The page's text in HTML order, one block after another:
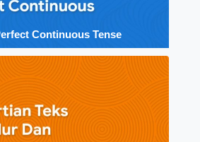
Continuous Tense